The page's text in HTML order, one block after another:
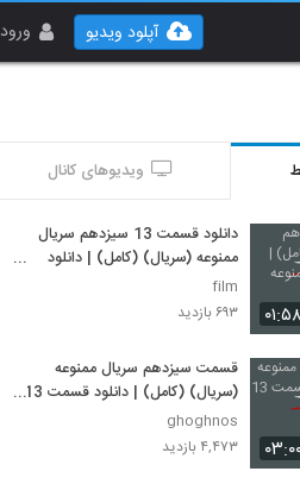
ورود آپلود ویدیو
ویدیوهای کانال
۰۱:۵۸
دانلود قسمت 13 سیزدهم سریال
ممنوعه (سریال) (کامل) | دانلود
قسمت سیزده 13 ممنوعه
film
۶۹۳ بازدید
قسمت سیزدهم سریال ممنوعه
(سریال) (کامل) | دانلود قسمت 13
ممنوعه - 13- سیزده - HD
ghoghnos
۴,۴۷۳ بازدید